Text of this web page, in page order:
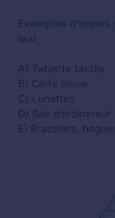
Exemples
taxi
A) Tablette tactile
B) Carte bleue
C) Lunettes
D) Sac d’ordinateur
E) Bracelets,